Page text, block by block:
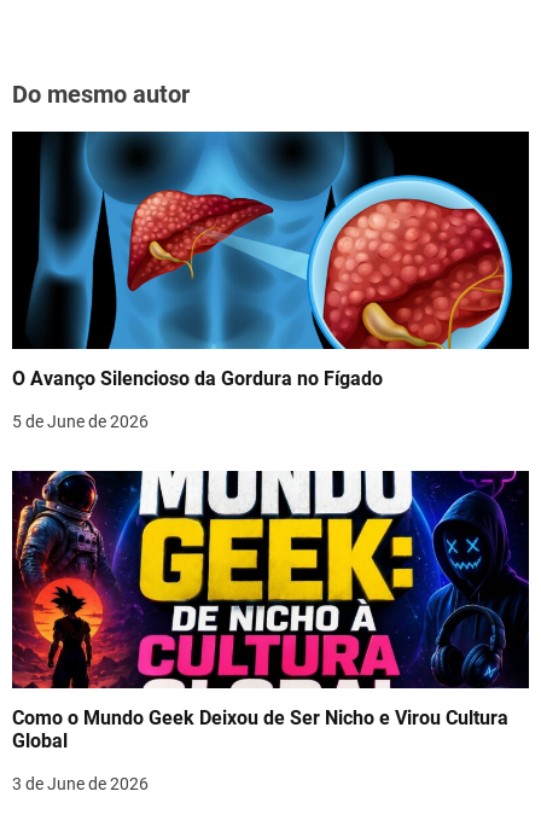
Do mesmo autor
O Avanço Silencioso da Gordura no Fígado
5 de June de 2026
Como o Mundo Geek Deixou de Ser Nicho e Virou Cultura
Global
3 de June de 2026